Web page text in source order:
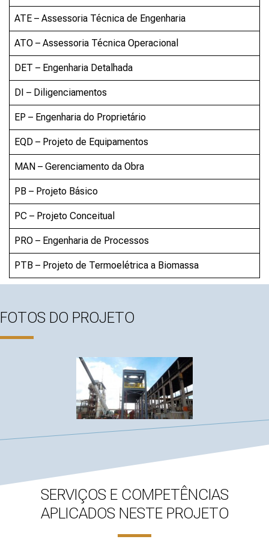
ATE – Assessoria Técnica de Engenharia
ATO – Assessoria Técnica Operacional
DET – Engenharia Detalhada
DI – Diligenciamentos
EP – Engenharia do Proprietário
EQD – Projeto de Equipamentos
MAN – Gerenciamento da Obra
PB – Projeto Básico
PC – Projeto Conceitual
PRO – Engenharia de Processos
PTB – Projeto de Termoelétrica a Biomassa
FOTOS DO PROJETO
SERVIÇOS E COMPETÊNCIAS
APLICADOS NESTE PROJETO